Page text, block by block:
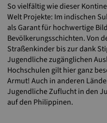
So vielfältig wie dieser
Welt Projekte: Im indischen
als Garant für hochwertige
Bevölkerungsschichten. Von
Straßenkinder bis zur dank
Jugendliche zugänglichen
Hochschulen gilt hier ganz
Armut! Auch in anderen
Jugendliche Zuflucht in den
auf den Philippinen.